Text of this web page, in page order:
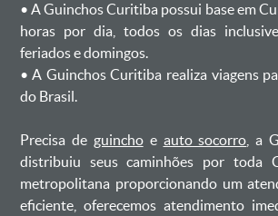
ㅤㅤ• A Guinchos Curitiba possui base em
horas por dia, todos os dias
feriados e domingos.
ㅤㅤ• A Guinchos Curitiba realiza viagens
do Brasil.
Precisa de guinchoe auto socorro , a
distribuiu seus caminhões por toda
metropolitana proporcionando um
eficiente, oferecemos atendimento